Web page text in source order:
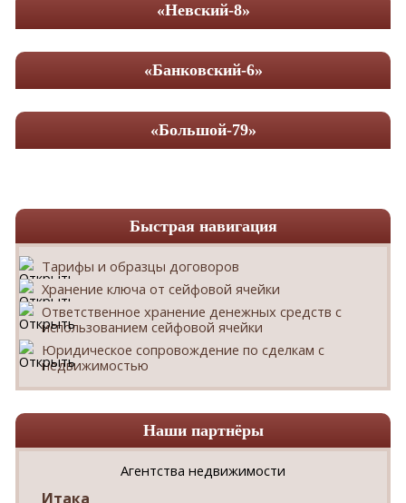
«Невский-8»
«Банковский-6»
«Большой-79»
Быстрая навигация
Тарифы и образцы договоров
Хранение ключа от сейфовой ячейки
Ответственное хранение денежных средств с
использованием сейфовой ячейки
Юридическое сопровождение по сделкам с
недвижимостью
Наши партнёры
Агентства недвижимости
Итака